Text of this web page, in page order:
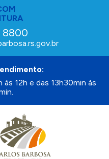
8800
12h e das 13h30min às